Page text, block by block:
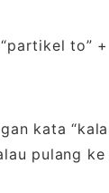
to”
kata
pulang